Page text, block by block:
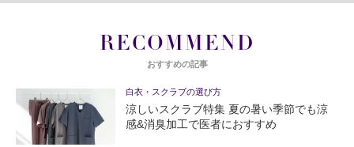
RECOMMEND
おすすめの記事
白衣・スクラブの選び方
涼しいスクラブ特集 夏の暑い季節でも涼
感&消臭加工で医者におすすめ